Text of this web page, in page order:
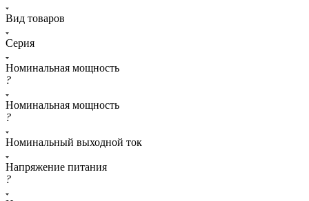
Вид товаров
Серия
Номинальная мощность
?
Номинальная мощность
?
Номинальный выходной ток
Напряжение питания
?